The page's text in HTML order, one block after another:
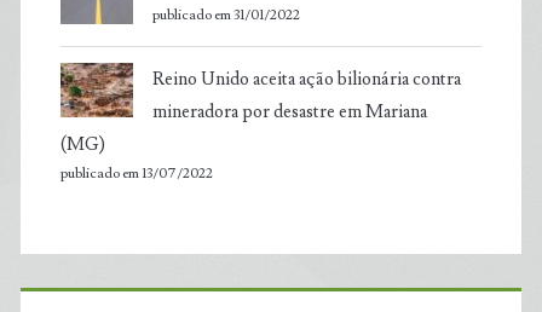
publicado em 31/01/2022
Reino Unido aceita ação bilionária contra
mineradora por desastre em Mariana
(MG)
publicado em 13/07/2022